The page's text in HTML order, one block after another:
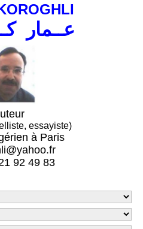
عــمار
essayiste)
à Paris
92 49 83